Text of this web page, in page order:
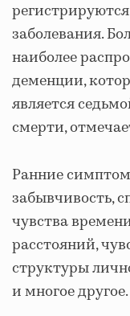
заболевания.
наиболее
деменции,
является
смерти,
Ранние
забывчивость,
чувства
расстояний,
структуры
и многое другое.